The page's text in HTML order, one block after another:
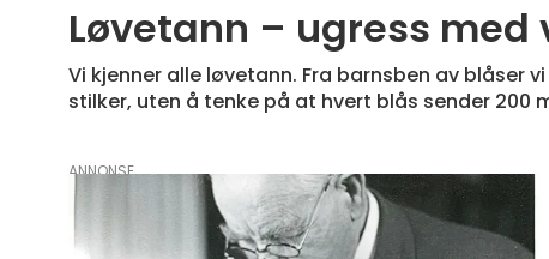
Løvetann – ugress med
Vi kjenner alle løvetann. Fra barnsben av blåser
stilker, uten å tenke på at hvert blås sender 200
ANNONSE